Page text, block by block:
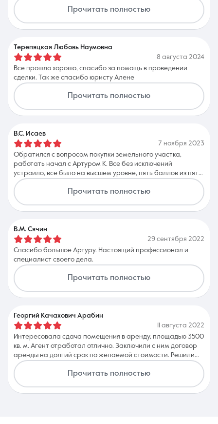
Прочитать полностью
Терепяцкая Любовь Наумовна
8 августа 2024
Все прошло хорошо, спасибо за помощь в проведении
сделки. Так же спасибо юристу Алене
Прочитать полностью
В.С. Исаев
7 ноября 2023
Обратился с вопросом покупки земельного участка,
работать начал с Артуром К. Все без исключений
устроило, все было на высшем уровне, пять баллов из пяти.
Отношение было супер. Подобрал то, что просил, очень
грамотный человек, сотрудник. Всем остался доволен.
СПАСИБО!!!
Прочитать полностью
В.М. Сячин
29 сентября 2022
Спасибо большое Артуру. Настоящий профессионал и
специалист своего дела.
Прочитать полностью
Георгий Качахович Арабин
11 августа 2022
Интересовала сдача помещения в аренду, площадью 3500
кв. м. Агент отработал отлично. Заключили с ним договор
аренды на долгий срок по желаемой стоимости. Решили
все очень быстро!
Прочитать полностью